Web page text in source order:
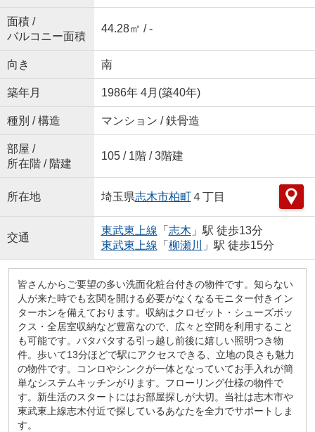
面積 /
バルコニー面積
44.28㎡ / -
向き 南
築年月 1986年 4月(築40年)
種別 / 構造 マンション / 鉄骨造
部屋 /
所在階 / 階建
105 / 1階 / 3階建
所在地 埼玉県志木市柏町４丁目
交通
東武東上線 「 志木 」駅 徒歩13分
東武東上線 「 柳瀬川 」駅 徒歩15分
皆さんからご要望の多い洗面化粧台付きの物件です。知らない
人が来た時でも玄関を開ける必要がなくなるモニター付きイン
ターホンを備えております。収納はクロゼット・シューズボッ
クス・全居室収納など豊富なので、広々と空間を利用すること
も可能です。バタバタする引っ越し前後に嬉しい照明つき物
件。歩いて13分ほどで駅にアクセスできる、立地の良さも魅力
の物件です。コンロやシンクが一体となっていてお手入れが簡
単なシステムキッチンがります。フローリング仕様の物件で
す。新生活のスタートにはお部屋探しが大切。当社は志木市や
東武東上線志木付近で探しているあなたを全力でサポートしま
す。